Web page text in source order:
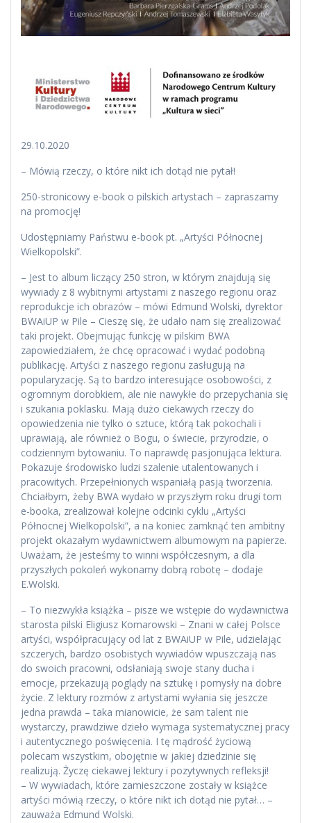
29.10.2020
– Mówią rzeczy, o które nikt ich dotąd nie pytał!
250-stronicowy e-book o pilskich artystach – zapraszamy
na promocję!
Udostępniamy Państwu e-book pt. „Artyści Północnej
Wielkopolski”.
– Jest to album liczący 250 stron, w którym znajdują się
wywiady z 8 wybitnymi artystami z naszego regionu oraz
reprodukcje ich obrazów – mówi Edmund Wolski, dyrektor
BWAiUP w Pile – Cieszę się, że udało nam się zrealizować
taki projekt. Obejmując funkcję w pilskim BWA
zapowiedziałem, że chcę opracować i wydać podobną
publikację. Artyści z naszego regionu zasługują na
popularyzację. Są to bardzo interesujące osobowości, z
ogromnym dorobkiem, ale nie nawykłe do przepychania się
i szukania poklasku. Mają dużo ciekawych rzeczy do
opowiedzenia nie tylko o sztuce, którą tak pokochali i
uprawiają, ale również o Bogu, o świecie, przyrodzie, o
codziennym bytowaniu. To naprawdę pasjonująca lektura.
Pokazuje środowisko ludzi szalenie utalentowanych i
pracowitych. Przepełnionych wspaniałą pasją tworzenia.
Chciałbym, żeby BWA wydało w przyszłym roku drugi tom
e-booka, zrealizował kolejne odcinki cyklu „Artyści
Północnej Wielkopolski”, a na koniec zamknąć ten ambitny
projekt okazałym wydawnictwem albumowym na papierze.
Uważam, że jesteśmy to winni współczesnym, a dla
przyszłych pokoleń wykonamy dobrą robotę – dodaje
E.Wolski.
– To niezwykła książka – pisze we wstępie do wydawnictwa
starosta pilski Eligiusz Komarowski – Znani w całej Polsce
artyści, współpracujący od lat z BWAiUP w Pile, udzielając
szczerych, bardzo osobistych wywiadów wpuszczają nas
do swoich pracowni, odsłaniają swoje stany ducha i
emocje, przekazują poglądy na sztukę i pomysły na dobre
życie. Z lektury rozmów z artystami wyłania się jeszcze
jedna prawda – taka mianowicie, że sam talent nie
wystarczy, prawdziwe dzieło wymaga systematycznej pracy
i autentycznego poświęcenia. I tę mądrość życiową
polecam wszystkim, obojętnie w jakiej dziedzinie się
realizują. Życzę ciekawej lektury i pozytywnych refleksji!
– W wywiadach, które zamieszczone zostały w książce
artyści mówią rzeczy, o które nikt ich dotąd nie pytał… –
zauważa Edmund Wolski.